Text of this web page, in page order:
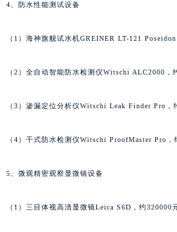
4、防水性能测试设备
（1）海神旗舰试水机GREINER LT-121
（2）全自动智能防水检测仪Witschi ALC2000，
（3）渗漏定位分析仪Witschi Leak Finder Pro，
（4）干式防水检测仪Witschi ProofMaster Pro，
5、微观精密观察显微镜设备
（1）三目体视高清显微镜Leica S6D，约320000